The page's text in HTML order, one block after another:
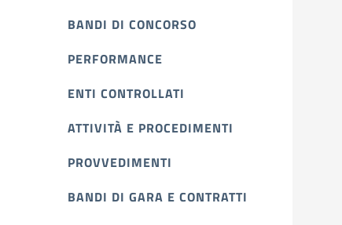
BANDI DI CONCORSO
PERFORMANCE
ENTI CONTROLLATI
ATTIVITÀ E PROCEDIMENTI
PROVVEDIMENTI
BANDI DI GARA E CONTRATTI